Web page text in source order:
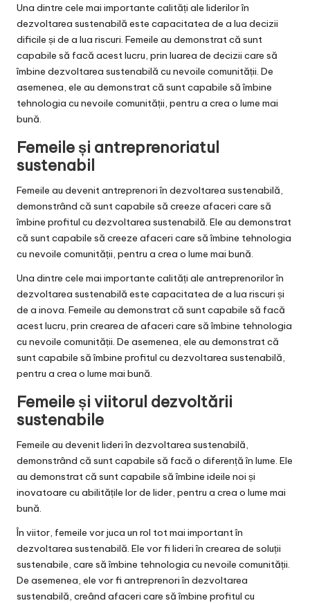
Una dintre cele mai importante calități ale liderilor în
dezvoltarea sustenabilă este capacitatea de a lua decizii
dificile și de a lua riscuri. Femeile au demonstrat că sunt
capabile să facă acest lucru, prin luarea de decizii care să
îmbine dezvoltarea sustenabilă cu nevoile comunității. De
asemenea, ele au demonstrat că sunt capabile să îmbine
tehnologia cu nevoile comunității, pentru a crea o lume mai
bună.
Femeile și antreprenoriatul
sustenabil
Femeile au devenit antreprenori în dezvoltarea sustenabilă,
demonstrând că sunt capabile să creeze afaceri care să
îmbine profitul cu dezvoltarea sustenabilă. Ele au demonstrat
că sunt capabile să creeze afaceri care să îmbine tehnologia
cu nevoile comunității, pentru a crea o lume mai bună.
Una dintre cele mai importante calități ale antreprenorilor în
dezvoltarea sustenabilă este capacitatea de a lua riscuri și
de a inova. Femeile au demonstrat că sunt capabile să facă
acest lucru, prin crearea de afaceri care să îmbine tehnologia
cu nevoile comunității. De asemenea, ele au demonstrat că
sunt capabile să îmbine profitul cu dezvoltarea sustenabilă,
pentru a crea o lume mai bună.
Femeile și viitorul dezvoltării
sustenabile
Femeile au devenit lideri în dezvoltarea sustenabilă,
demonstrând că sunt capabile să facă o diferență în lume. Ele
au demonstrat că sunt capabile să îmbine ideile noi și
inovatoare cu abilitățile lor de lider, pentru a crea o lume mai
bună.
În viitor, femeile vor juca un rol tot mai important în
dezvoltarea sustenabilă. Ele vor fi lideri în crearea de soluții
sustenabile, care să îmbine tehnologia cu nevoile comunității.
De asemenea, ele vor fi antreprenori în dezvoltarea
sustenabilă, creând afaceri care să îmbine profitul cu